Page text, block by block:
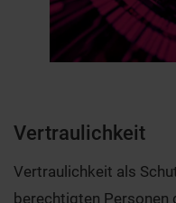
Vertraulichkeit
Vertraulichkeit als
berechtigten Personen